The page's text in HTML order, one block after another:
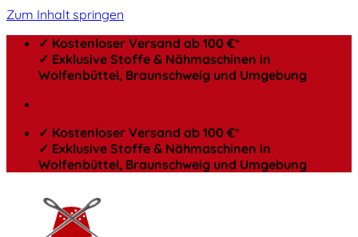
Zum Inhalt springen
✓ Kostenloser Versand ab 100 €*
✓ Exklusive Stoffe & Nähmaschinen in
Wolfenbüttel, Braunschweig und Umgebung
✓ Kostenloser Versand ab 100 €*
✓ Exklusive Stoffe & Nähmaschinen in
Wolfenbüttel, Braunschweig und Umgebung